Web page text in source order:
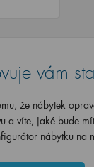
vám
že nábytek
a víte, jaké bude
nábytku na